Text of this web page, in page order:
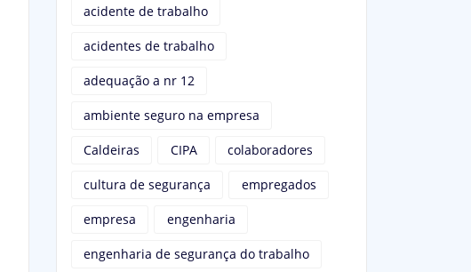
acidente de trabalho
acidentes de trabalho
adequação a nr 12
ambiente seguro na empresa
Caldeiras CIPA colaboradores
cultura de segurança empregados
empresa engenharia
engenharia de segurança do trabalho